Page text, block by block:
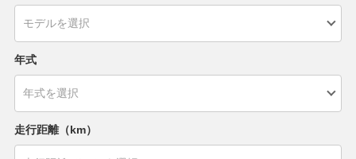
年式
走行距離（km）